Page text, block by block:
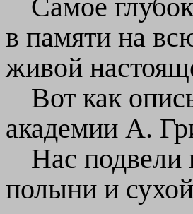
Самое
в памяти на
живой
Вот как
академии А.
Нас подвели
полыни и